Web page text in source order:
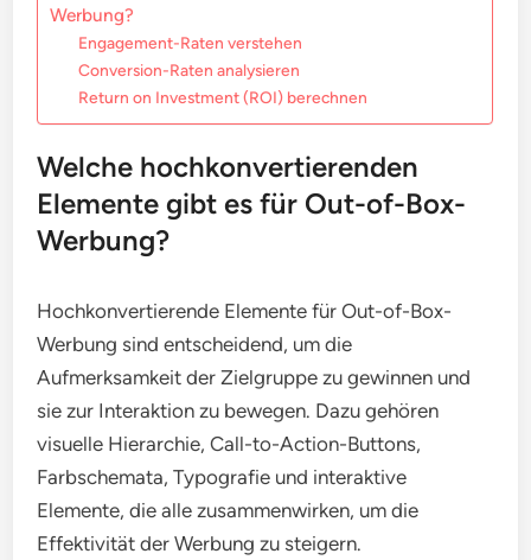
Werbung?
Engagement-Raten verstehen
Conversion-Raten analysieren
Return on Investment (ROI) berechnen
Welche hochkonvertierenden
Elemente gibt es für Out-of-Box-
Werbung?
Hochkonvertierende Elemente für Out-of-Box-
Werbung sind entscheidend, um die
Aufmerksamkeit der Zielgruppe zu gewinnen und
sie zur Interaktion zu bewegen. Dazu gehören
visuelle Hierarchie, Call-to-Action-Buttons,
Farbschemata, Typografie und interaktive
Elemente, die alle zusammenwirken, um die
Effektivität der Werbung zu steigern.